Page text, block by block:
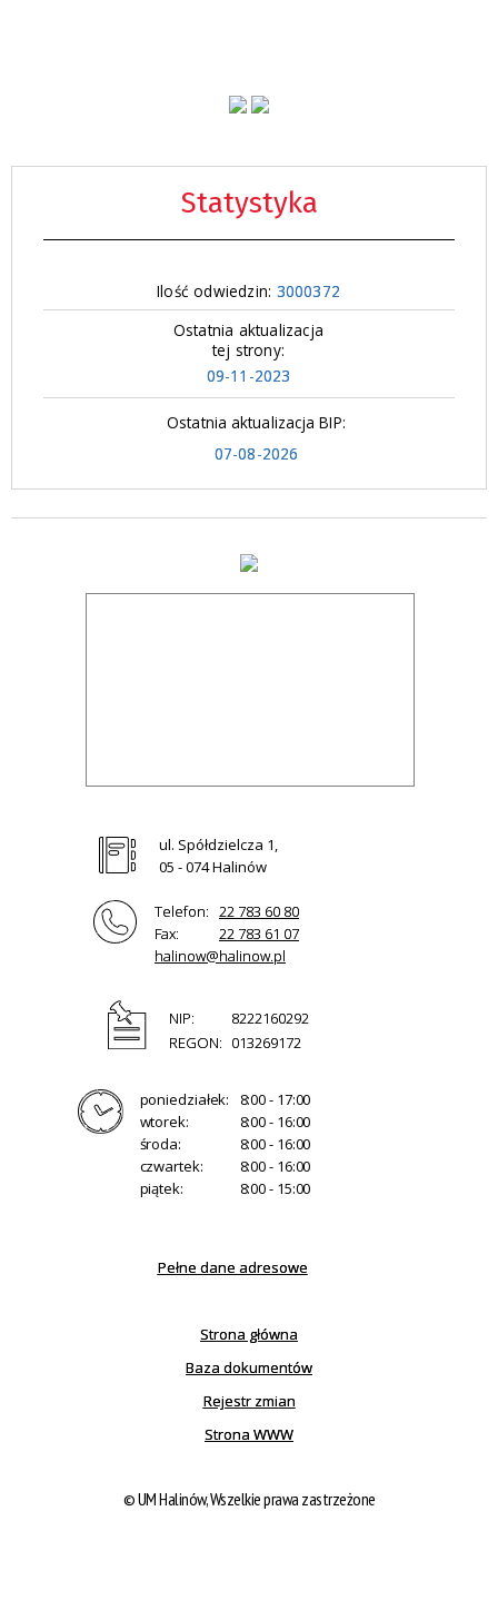
Statystyka
Ilość odwiedzin: 3000372
Ostatnia aktualizacja
tej strony:
09-11-2023
Ostatnia aktualizacja BIP:
07-08-2026
ul. Spółdzielcza 1,
05 - 074 Halinów
Telefon: 22 783 60 80
Fax:
22 783 61 07
halinow@halinow.pl
NIP:
8222160292
REGON: 013269172
poniedziałek:
8:00 - 17:00
wtorek:
8:00 - 16:00
środa:
8:00 - 16:00
czwartek:
8:00 - 16:00
piątek:
8:00 - 15:00
Pełne dane adresowe
Strona główna
Baza dokumentów
Rejestr zmian
Strona WWW
© UM Halinów, Wszelkie prawa zastrzeżone